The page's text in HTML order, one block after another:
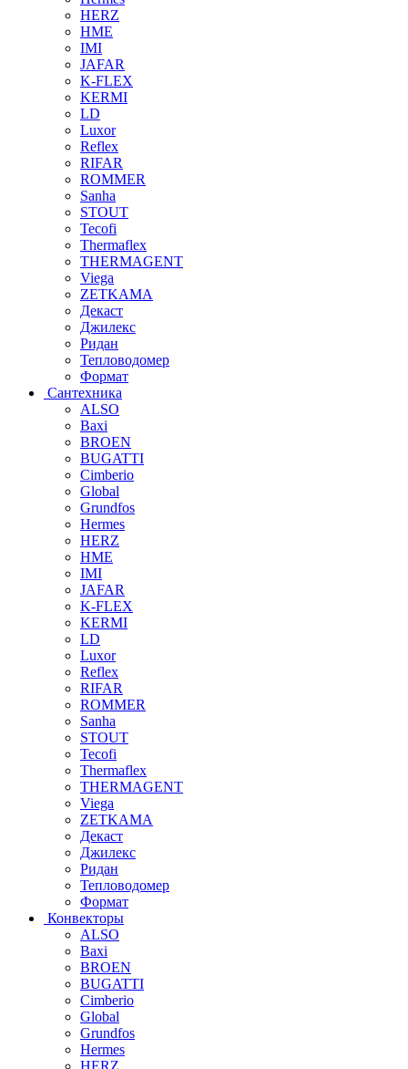
HERZ
HME
IMI
JAFAR
K-FLEX
KERMI
LD
Luxor
Reflex
RIFAR
ROMMER
Sanha
STOUT
Tecofi
Thermaflex
THERMAGENT
Viega
ZETKAMA
Декаст
Джилекс
Ридан
Тепловодомер
Формат
Сантехника
ALSO
Baxi
BROEN
BUGATTI
Cimberio
Global
Grundfos
Hermes
HERZ
HME
IMI
JAFAR
K-FLEX
KERMI
LD
Luxor
Reflex
RIFAR
ROMMER
Sanha
STOUT
Tecofi
Thermaflex
THERMAGENT
Viega
ZETKAMA
Декаст
Джилекс
Ридан
Тепловодомер
Формат
Конвекторы
ALSO
Baxi
BROEN
BUGATTI
Cimberio
Global
Grundfos
Hermes
HERZ